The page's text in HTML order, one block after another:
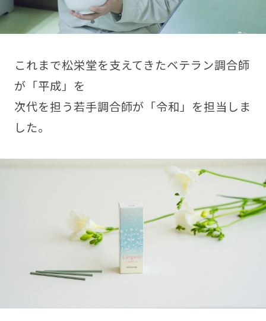
これまで松栄堂を支えてきたベテラン調合師
が「平成」を
次代を担う若手調合師が「令和」を担当しま
した。